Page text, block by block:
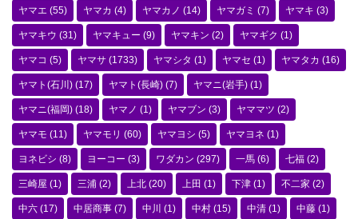
ヤマエ (55) ヤマカ (4) ヤマカノ (14) ヤマガミ (7) ヤマキ (3)
ヤマキウ (31) ヤマキュー (9) ヤマキン (2) ヤマギク (1)
ヤマコ (5) ヤマサ (1733) ヤマシタ (1) ヤマセ (1) ヤマタカ (16)
ヤマト(石川) (17) ヤマト(長崎) (7) ヤマニ(岩手) (1)
ヤマニ(福岡) (18) ヤマノ (1) ヤマブン (3) ヤママツ (2)
ヤマモ (11) ヤマモリ (60) ヤマヨシ (5) ヤマヨネ (1)
ヨネビシ (8) ヨーコー (3) ワダカン (297) 一馬 (6) 七福 (2)
三崎屋 (1) 三浦 (2) 上北 (20) 上田 (1) 下津 (1) 不二家 (2)
中六 (17) 中居商事 (7) 中川 (1) 中村 (15) 中清 (1) 中藤 (1)